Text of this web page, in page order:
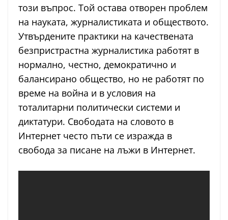
този въпрос. Той остава отворен проблем
на науката, журналистиката и обществото.
Утвърдените практики на качествената
безпристрастна журналистика работят в
нормално, честно, демократично и
балансирано общество, но не работят по
време на война и в условия на
тоталитарни политически системи и
диктатури. Свободата на словото в
Интернет често пъти се изражда в
свобода за писане на лъжи в Интернет.